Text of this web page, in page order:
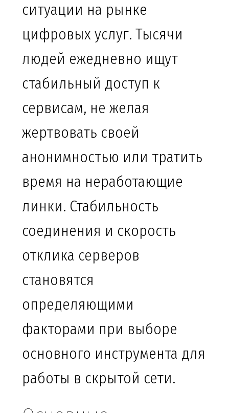
ситуации на рынке
цифровых услуг. Тысячи
людей ежедневно ищут
стабильный доступ к
сервисам, не желая
жертвовать своей
анонимностью или тратить
время на неработающие
линки. Стабильность
соединения и скорость
отклика серверов
становятся
определяющими
факторами при выборе
основного инструмента для
работы в скрытой сети.